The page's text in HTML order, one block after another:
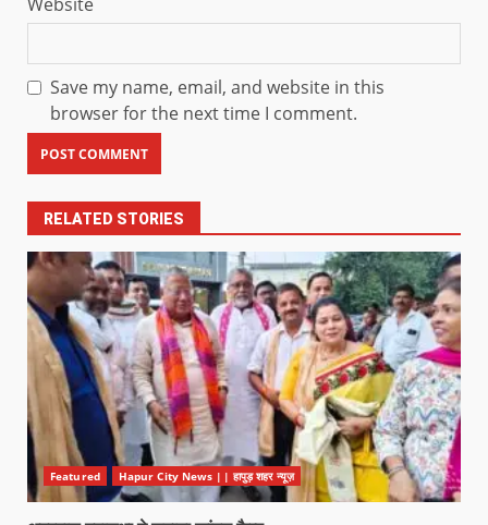
Website
Save my name, email, and website in this
browser for the next time I comment.
RELATED STORIES
Featured Hapur City News || हापुड़ शहर न्यूज़